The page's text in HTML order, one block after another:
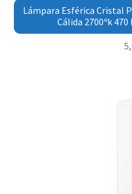
Lámpara Esférica Cristal
Cálida 2700ºk